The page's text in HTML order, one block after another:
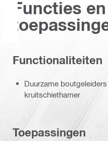
Functies en
Functionaliteiten
Duurzame
kruitschiethamer
Toepassingen